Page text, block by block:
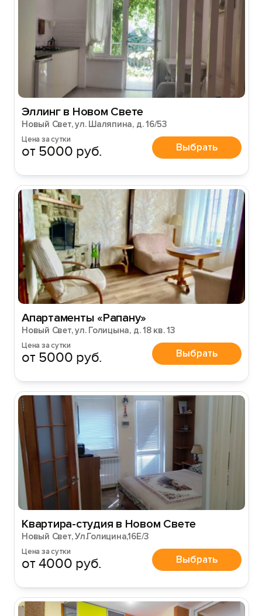
Эллинг в Новом Свете
Новый Свет, ул. Шаляпина, д. 16/53
Цена за сутки
от 5000 руб. Выбрать
Апартаменты «Рапану»
Новый Свет, ул. Голицына, д. 18 кв. 13
Цена за сутки
от 5000 руб. Выбрать
Квартира-студия в Новом Свете
Новый Свет, Ул.Голицина,16Е/3
Цена за сутки
от 4000 руб. Выбрать